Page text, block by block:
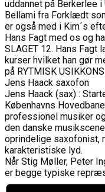
uddannet på Berkerlee i
Bellami fra Forklædt
er også med i Kim´s
Hans Fagt med os og
SLAGET 12. Hans
kurser hvilket han gør
på RYTMISK
Jens Haack saxofon
Jens Haack (sax) :
Københavns
professionel musiker
den danske
oprindelige saxofonist,
karakteristiske lyd.
Når Stig Møller, Peter
er begge typiske